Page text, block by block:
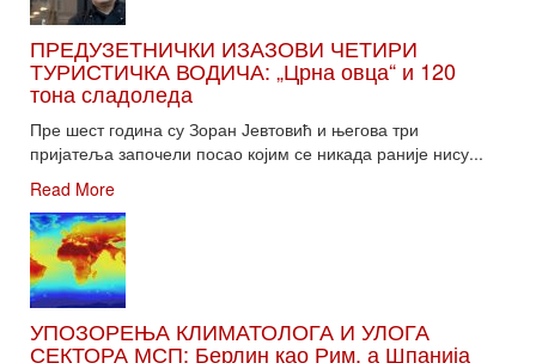
ПРЕДУЗЕТНИЧКИ ИЗАЗОВИ ЧЕТИРИ
ТУРИСТИЧКА ВОДИЧА: „Црна овца“ и 120
тона сладоледа
Пре шест година су Зоран Јевтовић и његова три
пријатеља започели посао којим се никада раније нису...
Read More
УПОЗОРЕЊА КЛИМАТОЛОГА И УЛОГА
СЕКТОРА МСП: Берлин као Рим, а Шпанија